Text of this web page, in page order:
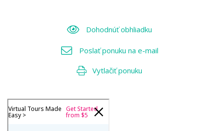
Dohodnúť obhliadku
Poslať ponuku na e-mail
Vytlačiť ponuku